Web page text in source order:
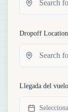
Dropoff Location
Llegada del